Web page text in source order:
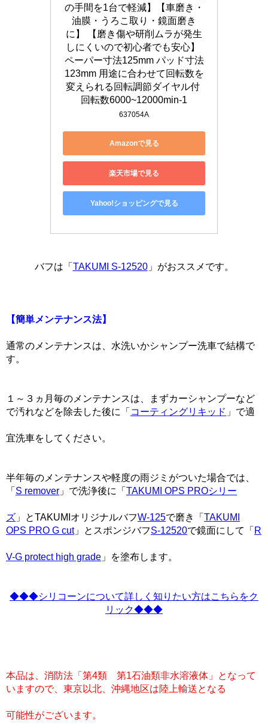
の手間を1台で軽減】【車磨き・
油膜・うろこ取り・鏡面磨き
に】 【磨き傷や研削ムラが発生
しにくいので初心者でも安心】
ペーパー寸法125mm パッド寸法
123mm 用途に合わせて回転数を
変えられる回転調節ダイヤル付
回転数6000~12000min-1
637054A
Amazonで見る
楽天市場で見る
Yahoo!ショッピングで見る
バフは「 TAKUMI S-12520」がおススメです。
【簡単メンテナンス法】
通常のメンテナンスは、水洗いかシャンプー洗車で結構で
す。
１～３ヵ月毎のメンテナンスは、まずカーシャンプーなど
で汚れなどを除去した後に「 コーティングリキッド 」で適
宜洗車をしてください。
半年毎のメンテナンスや軽度の雨ジミがついた場合では、
「 S remover 」で洗浄後に「 TAKUMI OPS PROシリー
ズ 」とTAKUMIオリジナルバフW-125で磨き「 TAKUMI
OPS PRO G cut」とスポンジバフS-12520で鏡面にして「 R
V-G protect high grade 」を塗布します。
◆◆◆シリコーンについて詳しく知りたい方はこちらをク
リック◆◆◆
本品は、消防法「第4類 第1石油類非水溶液体」となって
いますので、東京以北、沖縄地区は陸上輸送となる
可能性がございます。